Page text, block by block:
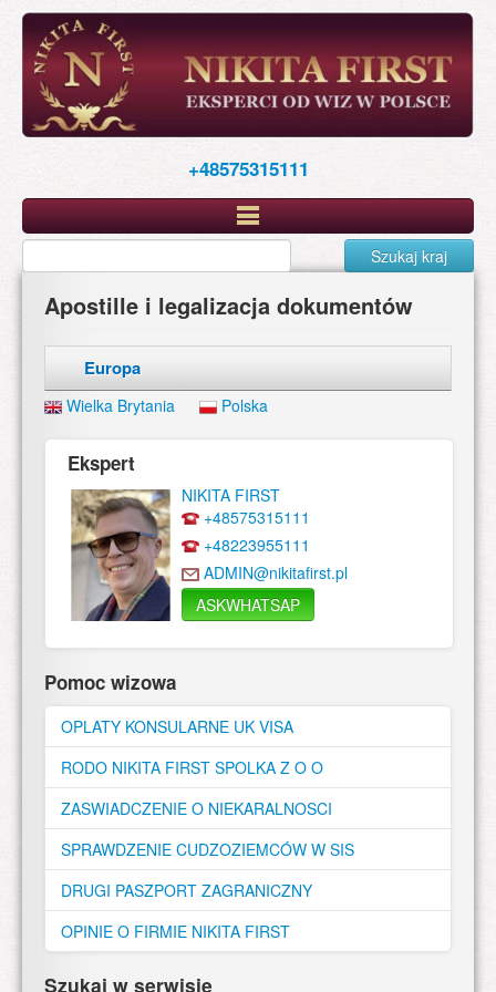
Skip
main
content
+48575315111
Szukaj kraj
Apostille i legalizacja dokumentów
Europa
Wielka Brytania Polska
Ekspert
NIKITA FIRST
+48575315111
+48223955111
ADMIN@nikitafirst.pl
ASKWHATSAP
Pomoc wizowa
OPLATY KONSULARNE UK VISA
RODO NIKITA FIRST SPOLKA Z O O
ZASWIADCZENIE O NIEKARALNOSCI
SPRAWDZENIE CUDZOZIEMCÓW W SIS
DRUGI PASZPORT ZAGRANICZNY
OPINIE O FIRMIE NIKITA FIRST
Szukaj w serwisie